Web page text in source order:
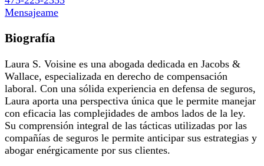
Mensajeame
Biografía
Laura S. Voisine es una abogada dedicada en Jacobs &
Wallace, especializada en derecho de compensación
laboral. Con una sólida experiencia en defensa de seguros,
Laura aporta una perspectiva única que le permite manejar
con eficacia las complejidades de ambos lados de la ley.
Su comprensión integral de las tácticas utilizadas por las
compañías de seguros le permite anticipar sus estrategias y
abogar enérgicamente por sus clientes.